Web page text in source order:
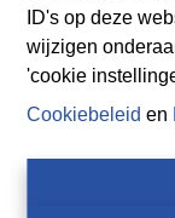
ID's op deze
wijzigen
'cookie
Cookiebeleid en
E-